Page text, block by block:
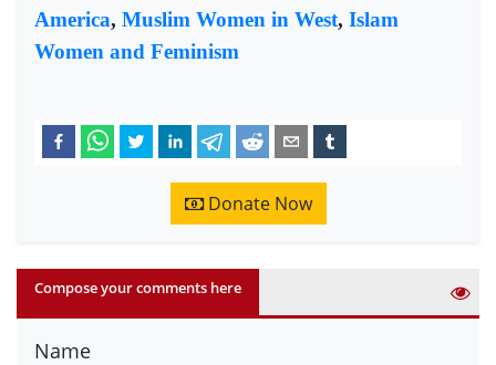
America, Muslim Women in West, Islam
Women and Feminism
Donate Now
Compose your comments here
Name